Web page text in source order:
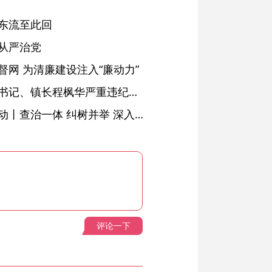
流至此回
严治党
网 为清廉建设注入“廉动力”
绩溪县长安镇原党委副书记、镇长程枫华严重违纪违法被开除党籍和公职
落实五次全会精神见行动丨查治一体 纠树并举 深入推进风腐同查同治
评论一下